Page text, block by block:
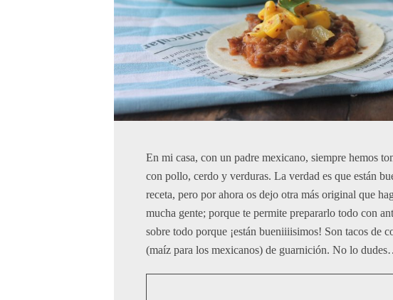
En mi casa, con un padre mexicano, siempre hemos
con pollo, cerdo y verduras. La verdad es que están
receta, pero por ahora os dejo otra más original que
mucha gente; porque te permite prepararlo todo con
sobre todo porque ¡están bueniiiisimos! Son tacos de
(maíz para los mexicanos) de guarnición. No lo